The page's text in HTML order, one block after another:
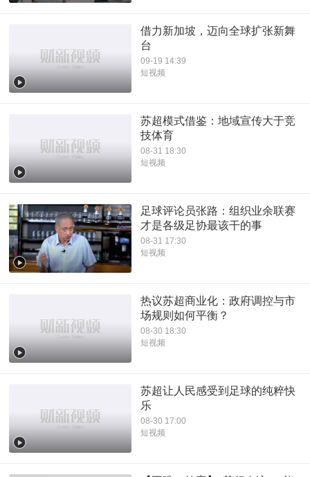
借力新加坡，迈向全球扩张新舞
台
09-19 14:39
短视频
苏超模式借鉴：地域宣传大于竞
技体育
08-31 18:30
短视频
足球评论员张路：组织业余联赛
才是各级足协最该干的事
08-31 17:30
短视频
热议苏超商业化：政府调控与市
场规则如何平衡？
08-30 18:30
短视频
苏超让人民感受到足球的纯粹快
乐
08-30 17:00
短视频